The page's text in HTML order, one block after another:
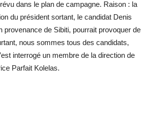
dans le plan de campagne. Raison : la
du président sortant, le candidat Denis
provenance de Sibiti, pourrait provoquer de
nous sommes tous des candidats,
interrogé un membre de la direction de
Parfait Kolelas.